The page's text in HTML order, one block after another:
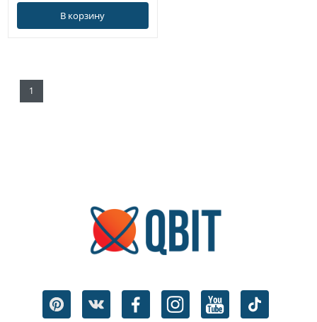
В корзину
1